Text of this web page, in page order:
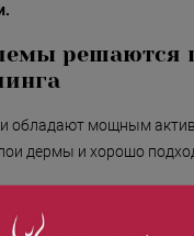
решаются
обладают мощным
дермы и хорошо
лица;